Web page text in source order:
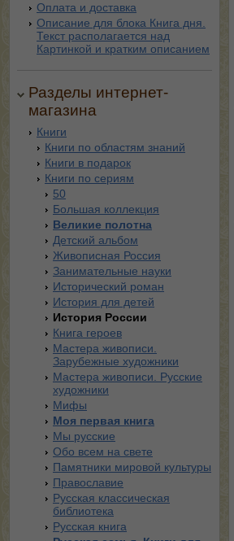
Оплата и доставка
Описание для блока Книга дня.
Текст располагается над
Картинкой и кратким описанием
Разделы интернет-
магазина
Книги
Книги по областям знаний
Книги в подарок
Книги по сериям
50
Большая коллекция
Великие полотна
Детский альбом
Живописная Россия
Занимательные науки
Исторический роман
История для детей
История России
Книга героев
Мастера живописи.
Зарубежные художники
Мастера живописи. Русские
художники
Мифы
Моя первая книга
Мы русские
Обо всем на свете
Памятники мировой культуры
Православие
Русская классическая
библиотека
Русская книга